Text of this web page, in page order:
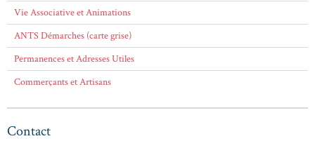
Vie Associative et Animations
ANTS Démarches (carte grise)
Permanences et Adresses Utiles
Commerçants et Artisans
Contact